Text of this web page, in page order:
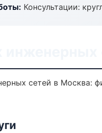
Консультации:
сетей в Москва: